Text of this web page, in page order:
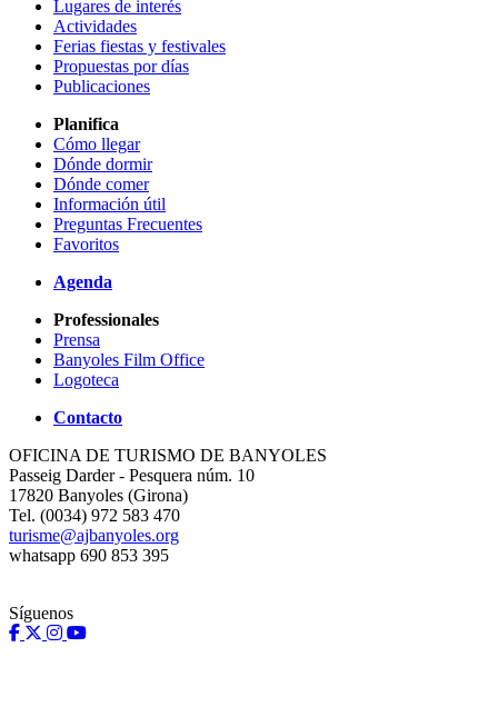
Lugares de interés
Actividades
Ferias fiestas y festivales
Propuestas por días
Publicaciones
Planifica
Cómo llegar
Dónde dormir
Dónde comer
Información útil
Preguntas Frecuentes
Favoritos
Agenda
Professionales
Prensa
Banyoles Film Office
Logoteca
Contacto
OFICINA DE TURISMO DE BANYOLES
Passeig Darder - Pesquera núm. 10
17820 Banyoles (Girona)
Tel. (0034) 972 583 470
turisme@ajbanyoles.org
whatsapp 690 853 395
Síguenos